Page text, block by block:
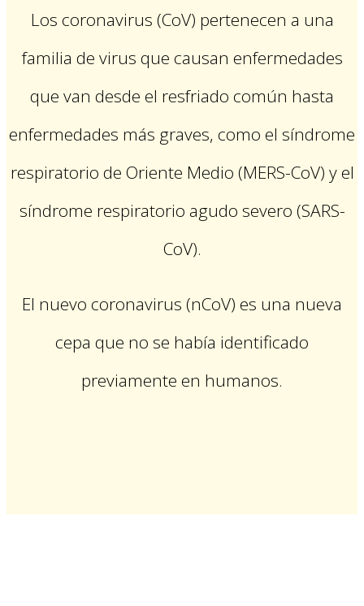
Los coronavirus (CoV) pertenecen a una
familia de virus que causan enfermedades
que van desde el resfriado común hasta
enfermedades más graves, como el síndrome
respiratorio de Oriente Medio (MERS-CoV) y el
síndrome respiratorio agudo severo (SARS-
CoV).
El nuevo coronavirus (nCoV) es una nueva
cepa que no se había identificado
previamente en humanos.